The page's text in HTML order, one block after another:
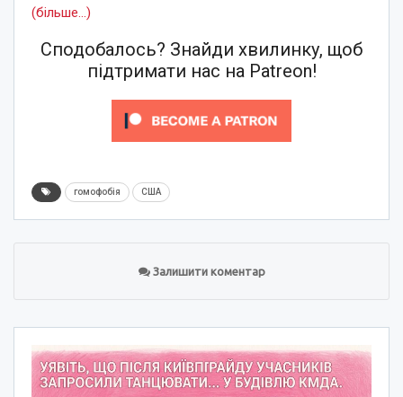
(більше…)
Сподобалось? Знайди хвилинку, щоб
підтримати нас на Patreon!
гомофобія США
Залишити коментар